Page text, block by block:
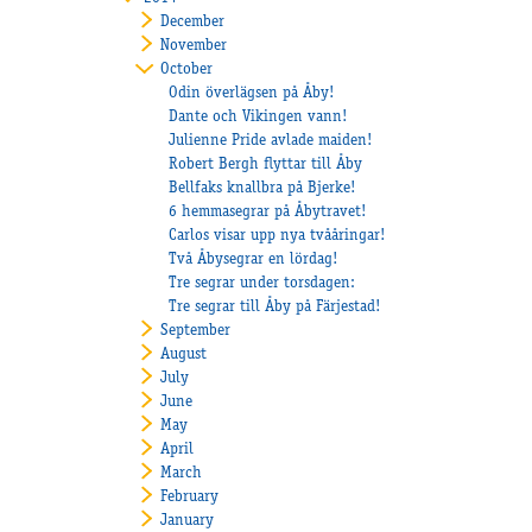
December
November
October
Odin överlägsen på Åby!
Dante och Vikingen vann!
Julienne Pride avlade maiden!
Robert Bergh flyttar till Åby
Bellfaks knallbra på Bjerke!
6 hemmasegrar på Åbytravet!
Carlos visar upp nya tvååringar!
Två Åbysegrar en lördag!
Tre segrar under torsdagen:
Tre segrar till Åby på Färjestad!
September
August
July
June
May
April
March
February
January